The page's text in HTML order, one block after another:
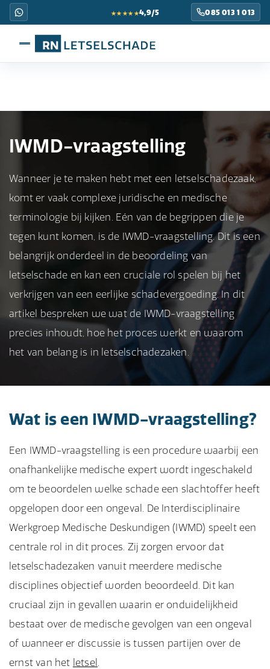
★★★★★4,9/5 085 013 1 013
IWMD-vraagstelling
Wanneer je te maken hebt met een letselschadezaak,
komt er vaak complexe juridische en medische
terminologie bij kijken. Eén van de begrippen die je
tegen kunt komen, is de IWMD-vraagstelling. Dit is een
belangrijk onderdeel in de beoordeling van
letselschade en kan een cruciale rol spelen bij het
verkrijgen van een eerlijke schadevergoeding. In dit
artikel bespreken we wat de IWMD-vraagstelling
precies inhoudt, hoe het proces werkt en waarom
het van belang is in letselschadezaken.
Wat is een IWMD-vraagstelling?
Een IWMD-vraagstelling is een procedure waarbij een
onafhankelijke medische expert wordt ingeschakeld
om te beoordelen welke schade een slachtoffer heeft
opgelopen door een ongeval. De Interdisciplinaire
Werkgroep Medische Deskundigen (IWMD) speelt een
centrale rol in dit proces. Zij zorgen ervoor dat
letselschadezaken vanuit meerdere medische
disciplines objectief worden beoordeeld. Dit kan
cruciaal zijn in gevallen waarin er onduidelijkheid
bestaat over de medische gevolgen van een ongeval
of wanneer er discussie is tussen partijen over de
ernst van het letsel .